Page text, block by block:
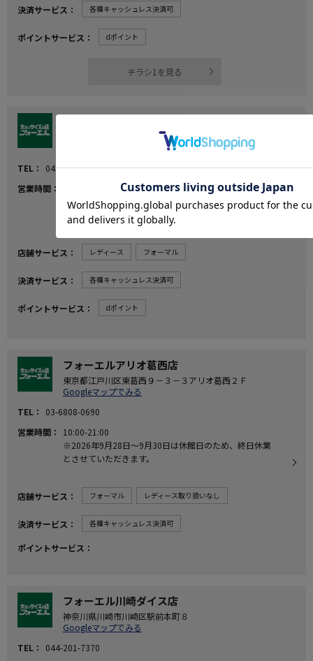
決済サービス 各種キャッシュレス決済可
ポイントサービス dポイント
チラシ1を見る
東京都武蔵村山市学園１－５－３
TEL
042-569-8808
営業時間
（2026年7月7日より毎日営業いたします。）
※店舗統合のため2026年8月23日（日）を以って閉店さ
店舗サービス レディース フォーマル
決済サービス 各種キャッシュレス決済可
ポイントサービス dポイント
フォーエルアリオ葛西店
東京都江戸川区東葛西９－３－３アリオ葛西２Ｆ
Googleマップでみる
TEL
03-6808-0690
営業時間
10:00-21:00
※2026年9月28日～9月30日は休館日のため、終日休業
とさせていただきます。
店舗サービス フォーマル レディース取り扱いなし
決済サービス 各種キャッシュレス決済可
ポイントサービス
フォーエル川崎ダイス店
神奈川県川崎市川崎区駅前本町８
Googleマップでみる
TEL
044-201-7370